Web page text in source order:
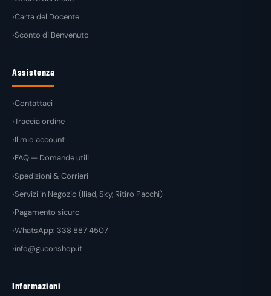
Carta del Docente
Sconto di Benvenuto
Assistenza
Contattaci
Traccia ordine
Il mio account
FAQ — Domande utili
Spedizioni & Corrieri
Servizi in Negozio (Iliad, Sky, Ritiro Pacchi)
Pagamento sicuro
WhatsApp: 338 887 4507
info@guconshop.it
Informazioni